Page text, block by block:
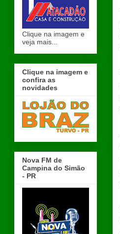
Clique na imagem e
veja mais...
Clique na imagem e
confira as
novidades
Nova FM de
Campina do Simão
- PR